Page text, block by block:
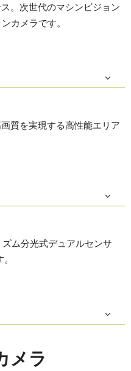
。次世代のマシンビジョン
カメラです。
質を実現する高性能エリア
ム分光式デュアルセンサ
メラ